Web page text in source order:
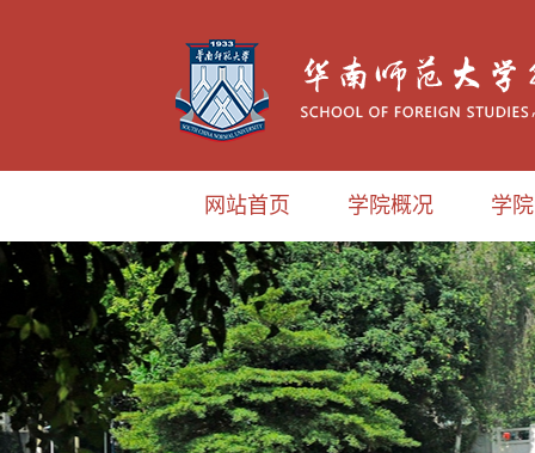
网站首页 学院概况 学